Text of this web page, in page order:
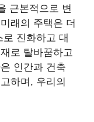
근본적으로 변
래의 주택은 더
진화하고 대
로 탈바꿈하고
인간과 건축
하며, 우리의